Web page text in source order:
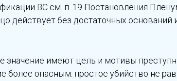
ВС см. п. 19 Постановления
действует без достаточных оснований
значение имеют цель и мотивы
более опасным: простое убийство не